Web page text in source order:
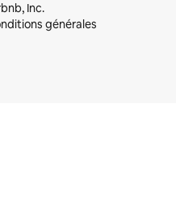
Inc.
générales